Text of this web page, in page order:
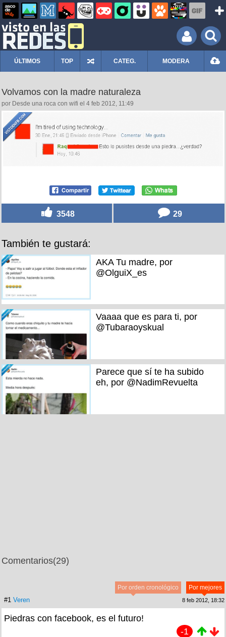
ÚLTIMOS TOP CATEG. MODERA
Volvamos con la madre naturaleza
por Desde una roca con wifi el 4 feb 2012, 11:49
3548 29
También te gustará:
AKA Tu madre, por
@OlguiX_es
Vaaaa que es para ti, por
@Tubaraoyskual
Parece que sí te ha subido
eh, por @NadimRevuelta
Comentarios(29)
Por mejores
Por orden cronológico
#1 Veren 8 feb 2012, 18:32
Piedras con facebook, es el futuro!
-1